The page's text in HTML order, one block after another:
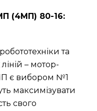
(4МП) 80-16:
та
– мотор-
є вибором №1
максимізувати
свого